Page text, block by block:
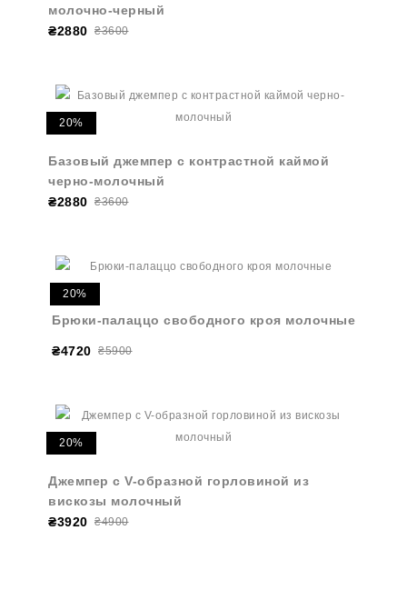
молочно-черный
₴2880 ₴3600
20%
Базовый джемпер с контрастной каймой
черно-молочный
₴2880 ₴3600
20%
Брюки-палаццо свободного кроя молочные
₴4720 ₴5900
20%
Джемпер с V-образной горловиной из
вискозы молочный
₴3920 ₴4900